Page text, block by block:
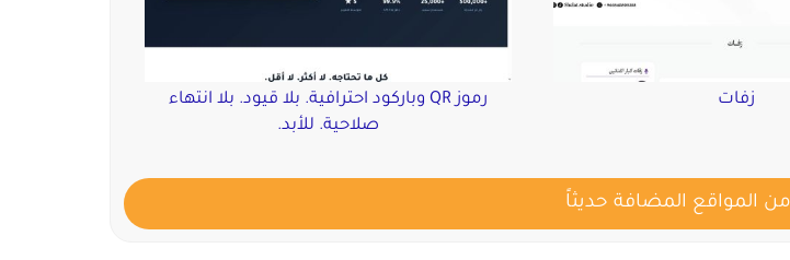
زفات
رموز QR وباركود احترافية. بلا قيود. بلا انتهاء
صلاحية. للأبد.
المواقع المضافة حديثاً